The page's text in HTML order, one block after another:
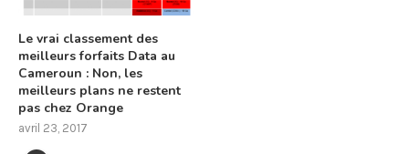
Le vrai classement des
meilleurs forfaits Data au
Cameroun : Non, les
meilleurs plans ne restent
pas chez Orange
avril 23, 2017